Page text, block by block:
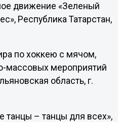
движение «Зеленый
Республика Татарстан,
по хоккею с мячом,
массовых мероприятий
область, г.
– танцы для всех»,